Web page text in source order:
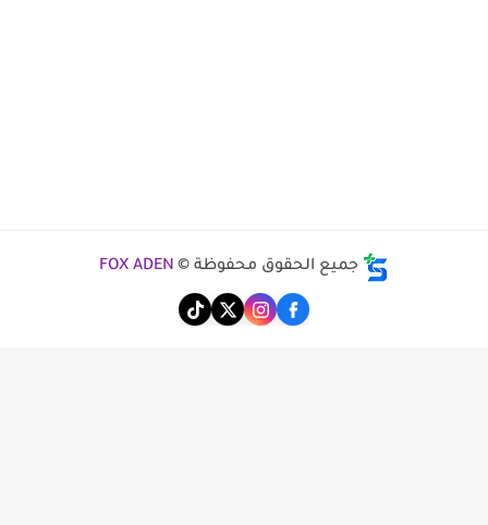
جميع الحقوق محفوظة © FOX ADEN